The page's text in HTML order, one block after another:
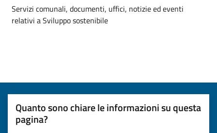
Dettagli dell'argomento
Servizi comunali, documenti, uffici, notizie ed eventi
relativi a Sviluppo sostenibile
Quanto sono chiare le informazioni su questa
pagina?